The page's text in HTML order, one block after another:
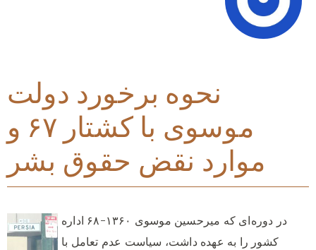
نحوه برخورد دولت
موسوی با کشتار ۶۷ و
موارد نقض حقوق بشر
در دوره‌ای که ميرحسين موسوی ۱۳۶۰-۶۸ اداره
کشور را به عهده داشت، سياست عدم تعامل با